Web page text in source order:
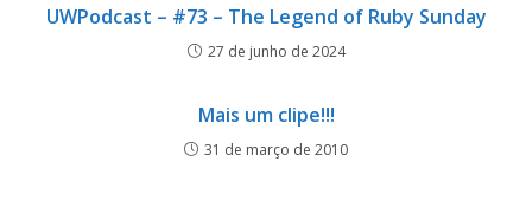
UWPodcast – #73 – The Legend of Ruby Sunday
27 de junho de 2024
Mais um clipe!!!
31 de março de 2010